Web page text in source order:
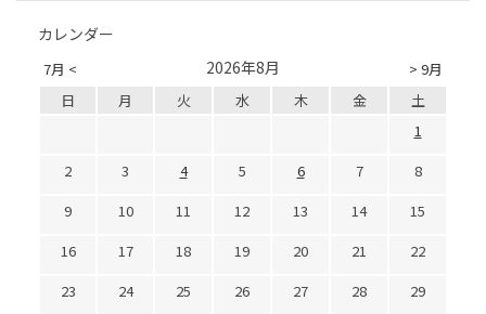
カレンダー
7月 < > 9月
2026年8月
日 月 火 水 木 金
土
1
2
3 4 5 6 7
8
9
10 11 12 13 14
15
16
17 18 19 20 21
22
23
24 25 26 27 28
29